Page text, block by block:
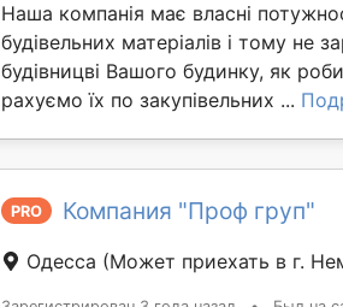
Наша компанія має власні
будівельних матеріалів і тому не
будівницві Вашого будинку, як
рахуємо їх по закупівельних ...
PRO Компания "Проф груп"
Одесса (Может приехать в г.